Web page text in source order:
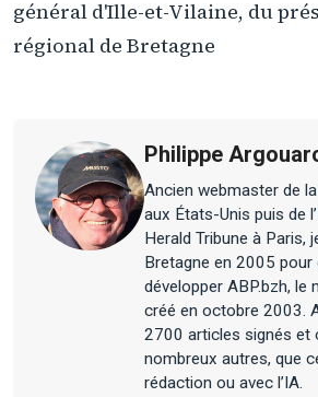
général d'Ille-et-Vilaine, du
régional de Bretagne
Philippe
Ancien webmaster de
aux États-Unis puis de
Herald Tribune à Paris,
Bretagne en 2005 pour
développer ABP.bzh, le
créé en octobre 2003.
2700 articles signés et
nombreux autres, que
rédaction ou avec l’IA.